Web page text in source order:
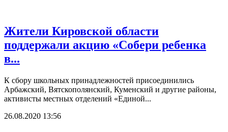
Жители Кировской области
поддержали акцию «Собери ребенка
в...
К сбору школьных принадлежностей присоединились
Арбажский, Вятскополянский, Куменский и другие районы,
активисты местных отделений «Единой...
26.08.2020 13:56